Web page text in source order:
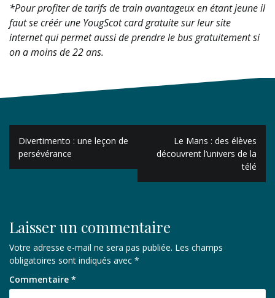
*Pour profiter de tarifs de train avantageux en étant jeune il
faut se créér une YougScot card gratuite sur leur site
internet qui permet aussi de prendre le bus gratuitement si
on a moins de 22 ans.
Navigation
de
l’article
Divertimento : une leçon de
persévérance
Le Mans : des élèves
découvrent l’univers de la
télé
Laisser un commentaire
Votre adresse e-mail ne sera pas publiée. Les champs
obligatoires sont indiqués avec *
Commentaire *